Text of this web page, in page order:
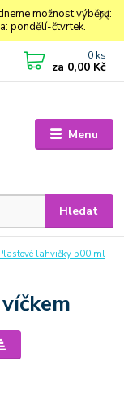
možnost výběru:
pondělí-čtvrtek.
Menu
Hledat
0 ks
za 0,00 Kč
lahvičky 500 ml